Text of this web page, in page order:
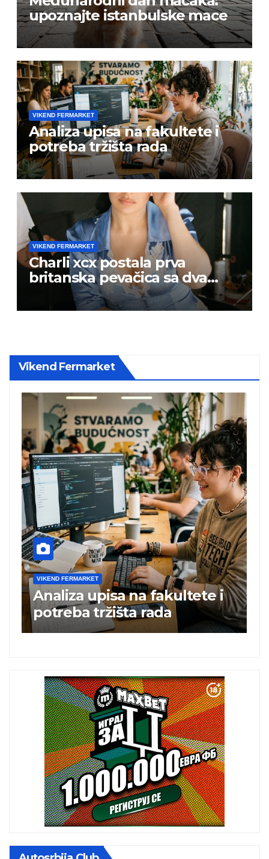
upoznajte istanbulske mace
VIKEND FERMARKET
Analiza upisa na fakultete i
potreba tržišta rada
VIKEND FERMARKET
Charli xcx postala prva
britanska pevačica sa dva
albuma na prvom mestu u
istoj kalendarskoj godini
Vikend Fermarket
VIKEND FERMARKET
Charli xcx postala prva
britanska pevačica sa dva
albuma na prvom mestu u